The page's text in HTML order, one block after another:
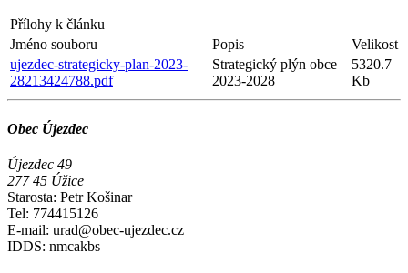
Přílohy k článku
Jméno souboru
Popis
Velikost
ujezdec-strategicky-plan-2023-
28213424788.pdf
Strategický plýn obce
2023-2028
5320.7
Kb
Obec Újezdec
Újezdec 49
277 45 Úžice
Starosta: Petr Košinar
Tel: 774415126
E-mail: urad@obec-ujezdec.cz
IDDS: nmcakbs